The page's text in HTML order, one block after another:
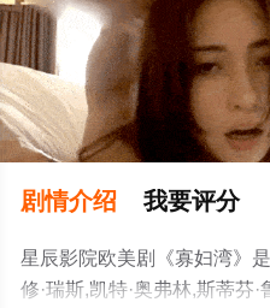
剧情介绍 我要评分
星辰影院欧美剧《寡妇湾》
修·瑞斯,凯特·奥弗林,斯蒂芬